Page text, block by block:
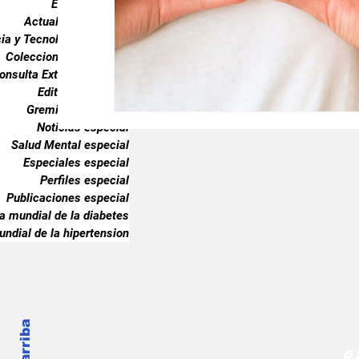
Endocrinología
Actualidad especial
y Tecnología especial
Coleccionable especial
Externa especial
Editorial especial
Gremiales especial
Noticias especial
Salud Mental especial
Especiales especial
Perfiles especial
Publicaciones especial
mundial de la diabetes
de la hipertension
Gremiales especial Noticias especial
dia mundial